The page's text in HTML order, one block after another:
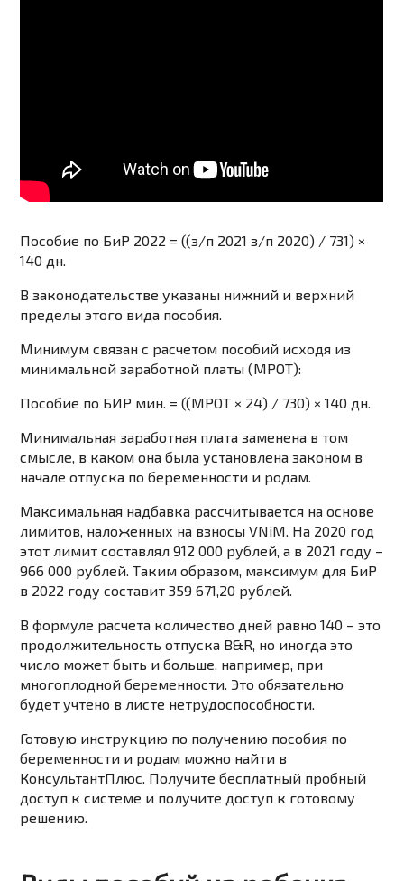
Пособие по БиР 2022 = ((з/п 2021 з/п 2020) / 731) ×
140 дн.
В законодательстве указаны нижний и верхний
пределы этого вида пособия.
Минимум связан с расчетом пособий исходя из
минимальной заработной платы (МРОТ):
Пособие по БИР мин. = ((МРОТ × 24) / 730) × 140 дн.
Минимальная заработная плата заменена в том
смысле, в каком она была установлена ​​законом в
начале отпуска по беременности и родам.
Максимальная надбавка рассчитывается на основе
лимитов, наложенных на взносы VNiM. На 2020 год
этот лимит составлял 912 000 рублей, а в 2021 году –
966 000 рублей. Таким образом, максимум для БиР
в 2022 году составит 359 671,20 рублей.
В формуле расчета количество дней равно 140 – это
продолжительность отпуска B&R, но иногда это
число может быть и больше, например, при
многоплодной беременности. Это обязательно
будет учтено в листе нетрудоспособности.
Готовую инструкцию по получению пособия по
беременности и родам можно найти в
КонсультантПлюс. Получите бесплатный пробный
доступ к системе и получите доступ к готовому
решению.